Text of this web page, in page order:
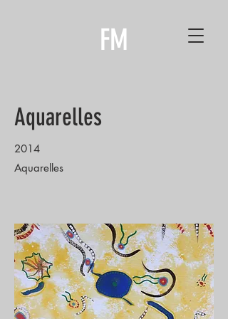
FM
Aquarelles
2014
Aquarelles